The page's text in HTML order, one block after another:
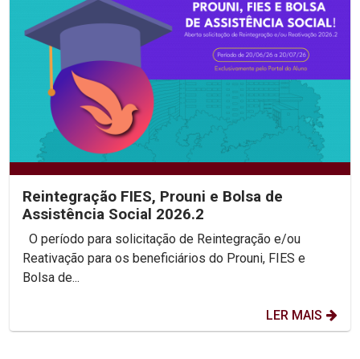
Reintegração FIES, Prouni e Bolsa de
Assistência Social 2026.2
Reativação para os beneficiários do Prouni, FIES e
Bolsa de...
LER MAIS